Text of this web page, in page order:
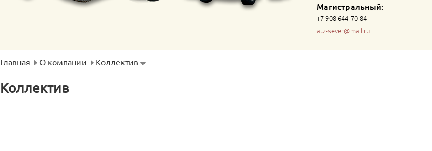
Магистральный:
+7 908 644-70-84
atz-sever@mail.ru
Главная О компании Коллектив
Коллектив